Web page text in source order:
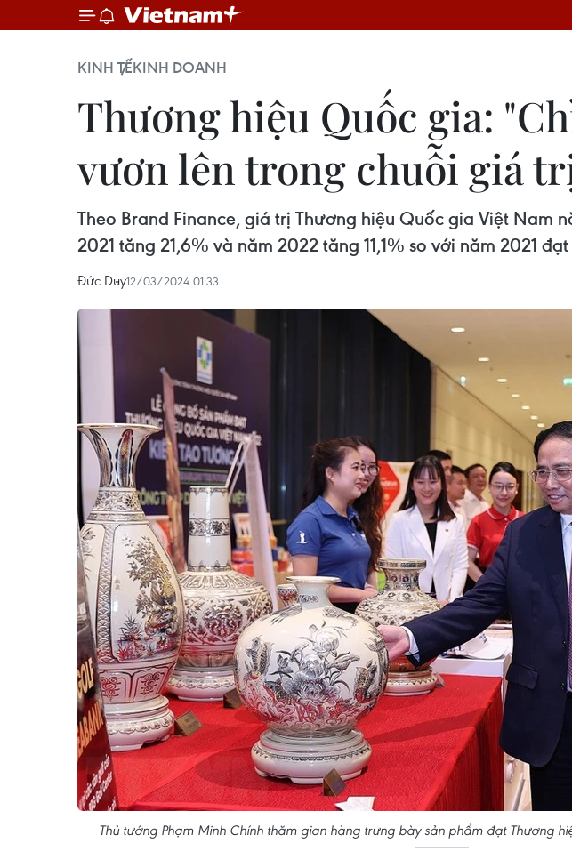
KINH TẾKINH DOANH
Thương hiệu Quốc gia:
vươn lên trong chuỗi giá
Theo Brand Finance, giá trị Thương hiệu Quốc gia Việt Nam
2021 tăng 21,6% và năm 2022 tăng 11,1% so với năm 2021 đạt
Đức Duy12/03/2024 01:33
Thủ tướng Phạm Minh Chính thăm gian hàng trưng bày sản phẩm đạt Thương